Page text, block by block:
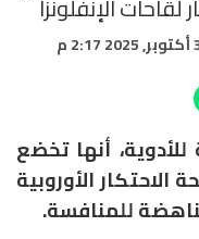
الإنفلونزا
أنها تخضع
الأوروبية
للمنافسة.